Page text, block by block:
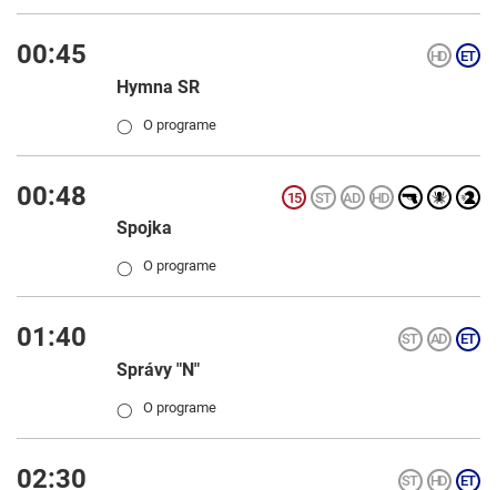
00:45
Hymna SR
◯ O programe
00:48
Spojka
◯ O programe
01:40
Správy "N"
◯ O programe
02:30